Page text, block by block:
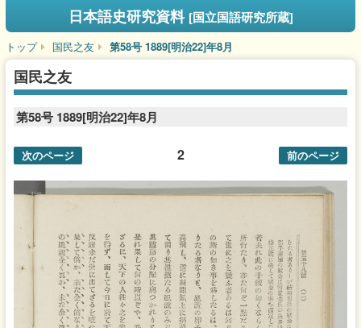
日本語史研究資料 [国立国語研究所蔵]
トップ 国民之友 第58号 1889[明治22]年8月
国民之友
第58号 1889[明治22]年8月
2
次のページ 前のページ